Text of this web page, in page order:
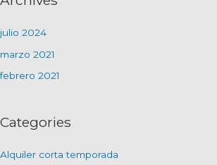
julio 2024
marzo 2021
febrero 2021
Categories
Alquiler corta temporada